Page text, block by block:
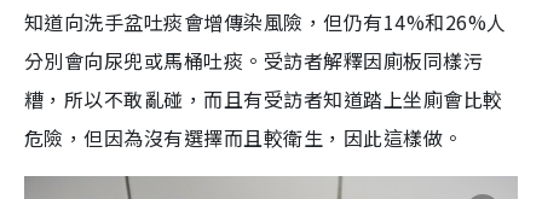
知道向洗手盆吐痰會增傳染風險，但仍有14%和26%人
分別會向尿兜或馬桶吐痰。受訪者解釋因廁板同樣污
糟，所以不敢亂碰，而且有受訪者知道踏上坐廁會比較
危險，但因為沒有選擇而且較衛生，因此這樣做。